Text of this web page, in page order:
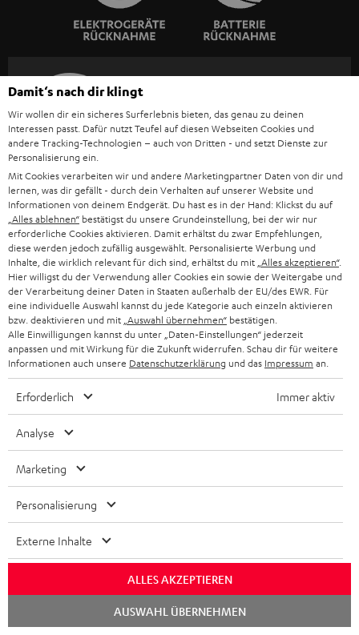
BIS ZU
45 €
RABATT
N
e
w
s
l
e
t
t
e
r
n
m
l
d
u
n
Wähle deinen Gutschein!
Melde dich für den Newsletter an und erhalte bis zu
45 € als Dankeschön.
EMAIL
WIDGET
JETZT
Kategorien
HEIMKINO
HEIMKINO-KOMPLETTANLAGEN
SOUNDBAR
HIFI-LAUTSPRECHER
SMART HOME
Unternehmen
Teufel Onlineshops
Damit‘s nach dir klingt
Wir wollen dir ein sicheres Surferlebnis bieten, das genau zu deinen
Interessen passt. Dafür nutzt Teufel auf diesen Webseiten Cookies und
andere Tracking-Technologien – auch von Dritten - und setzt Dienste zur
Personalisierung ein.
Mit Cookies verarbeiten wir und andere Marketingpartner Daten von dir und
lernen, was dir gefällt - durch dein Verhalten auf unserer Website und
Informationen von deinem Endgerät. Du hast es in der Hand: Klickst du auf
„Alles ablehnen“ bestätigst du unsere Grundeinstellung, bei der wir nur
erforderliche Cookies aktivieren. Damit erhältst du zwar Empfehlungen,
diese werden jedoch zufällig ausgewählt. Personalisierte Werbung und
Inhalte, die wirklich relevant für dich sind, erhältst du mit „Alles akzeptieren“.
Hier willigst du der Verwendung aller Cookies ein sowie der Weitergabe und
der Verarbeitung deiner Daten in Staaten außerhalb der EU/des EWR. Für
eine individuelle Auswahl kannst du jede Kategorie auch einzeln aktivieren
bzw. deaktivieren und mit „Auswahl übernehmen“ bestätigen.
Alle Einwilligungen kannst du unter „Daten-Einstellungen“ jederzeit
anpassen und mit Wirkung für die Zukunft widerrufen. Schau dir für weitere
Informationen auch unsere Datenschutzerklärung und das Impressum an.
Erforderlich Immer aktiv
Analyse
Marketing
Personalisierung
Externe Inhalte
ALLES AKZEPTIEREN
AUSWAHL ÜBERNEHMEN